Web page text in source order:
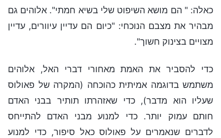
כאלה: " הם מושא השיפוט שלי בשיא חמתי". אלוהים גם
מבהיר את מצבם הנוכחי: "כיום הם עדיין עיוורים, עדיין
מצויים בצינוק חשוך".
כדי להסביר את האמת מאחורי דברי האל, אלוהים
משתמש בדוגמה אמיתית כהוכחה (המקרה של פאולוס
שעליו הוא מדבר), כדי שאזהרתו תותיר בבני האדם
חותם עמוק יותר. כדי למנוע מבני האדם להתייחס
לדברים שנאמרים על פאולוס כאל סיפור, כדי למנוע